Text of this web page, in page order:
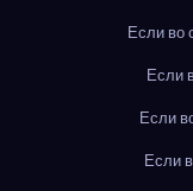
Если во
Если
Если
Если